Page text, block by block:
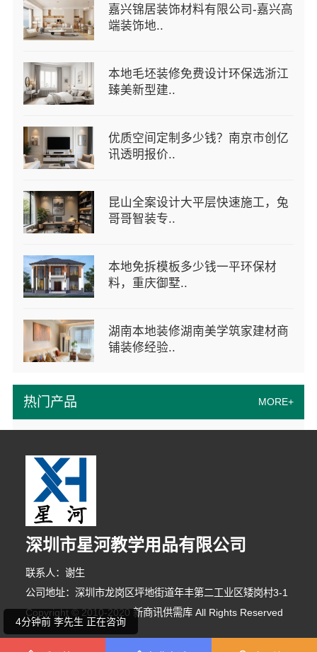
热门产品 MORE+
嘉兴锦居装饰材料有限公司-嘉兴高
端装饰地..
本地毛坯装修免费设计环保选浙江
臻美新型建..
优质空间定制多少钱？南京市创亿
讯透明报价..
昆山全案设计大平层快速施工，兔
哥哥智装专..
本地免拆模板多少钱一平环保材
料，重庆御墅..
湖南本地装修湖南美学筑家建材商
铺装修经验..
深圳市星河教学用品有限公司
联系人：谢生
公司地址：深圳市龙岗区坪地街道年丰第二工业区矮岗村3-1
Copyright © 2010-2020 新商讯供需库 All Rights Reserved
7分钟前 韩小姐 正在咨询
6分钟前 段女士 正在咨询
4分钟前 李先生 正在咨询